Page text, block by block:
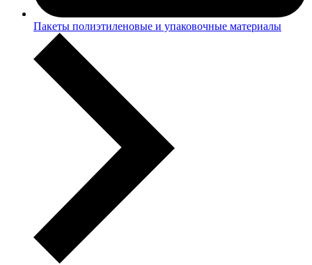
Пакеты полиэтиленовые и упаковочные материалы